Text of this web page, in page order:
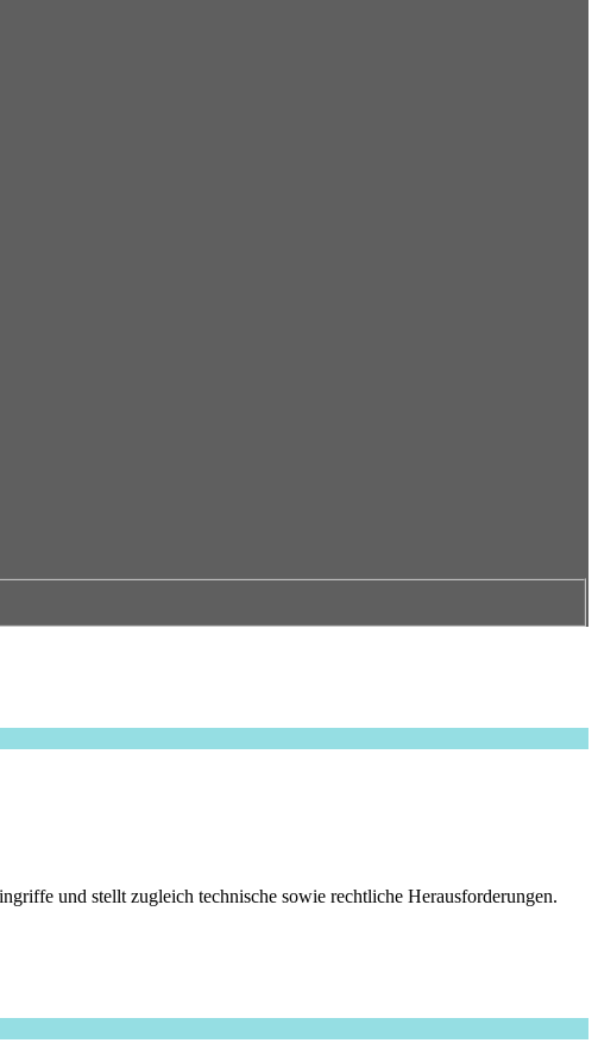
und stellt zugleich technische sowie rechtliche Herausforderungen.